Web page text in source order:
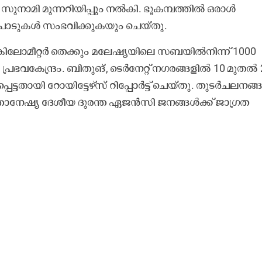
മുന്നറിയിപ്പും നൽകി. ഭൂകമ്പത്തിൽ ഒരാൾ
സംഭവിക്കുകയും ചെയ്തു.
തെക്കും മലേഷ്യയിലെ സബയിൽനിന്ന് 1000
ബിതുങ്, ടെർനേറ്റ് നഗരങ്ങളിൽ 10 മുതൽ
റോയിട്ടേഴ്സ് റിപ്പോർട്ട് ചെയ്തു.
ദേശീയ ദുരന്ത ഏജൻസി ജനങ്ങൾക്ക് ജാഗ്രത